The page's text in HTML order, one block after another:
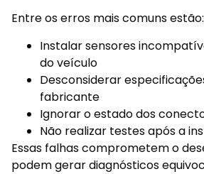
Entre os erros mais comuns estão:
Instalar sensores
do veículo
Desconsiderar
fabricante
Ignorar o estado dos
Não realizar testes após a
Essas falhas comprometem o
podem gerar diagnósticos